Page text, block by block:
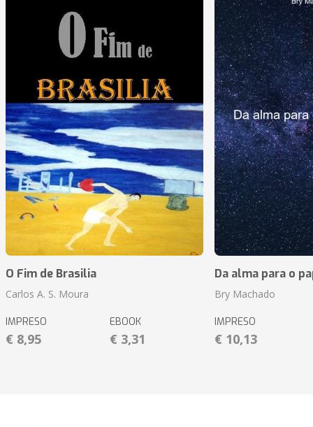
O Fim de Brasilia
Carlos A. S. Moura
IMPRESO
€ 8,95
EBOOK
€ 3,31
Da alma para o
Bry Machado
IMPRESO
€ 10,13